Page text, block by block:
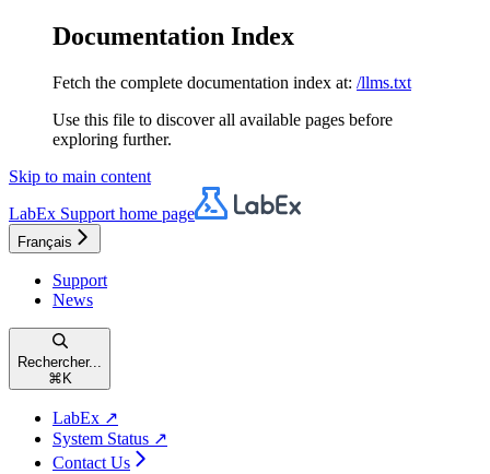
Documentation Index
Fetch the complete documentation index at: /llms.txt
Use this file to discover all available pages before
exploring further.
Skip to main content
LabEx Support home page
Français
Support
News
Rechercher...
⌘ K
LabEx ↗
System Status ↗
Contact Us